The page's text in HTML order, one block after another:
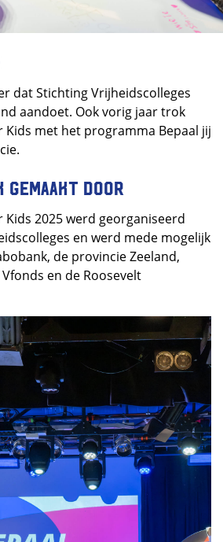
dat Stichting Vrijheidscolleges
aandoet. Ook vorig jaar trok
Kids met het programma Bepaal jij
gemaakt door
2025 werd georganiseerd
en werd mede mogelijk
de provincie Zeeland,
en de Roosevelt